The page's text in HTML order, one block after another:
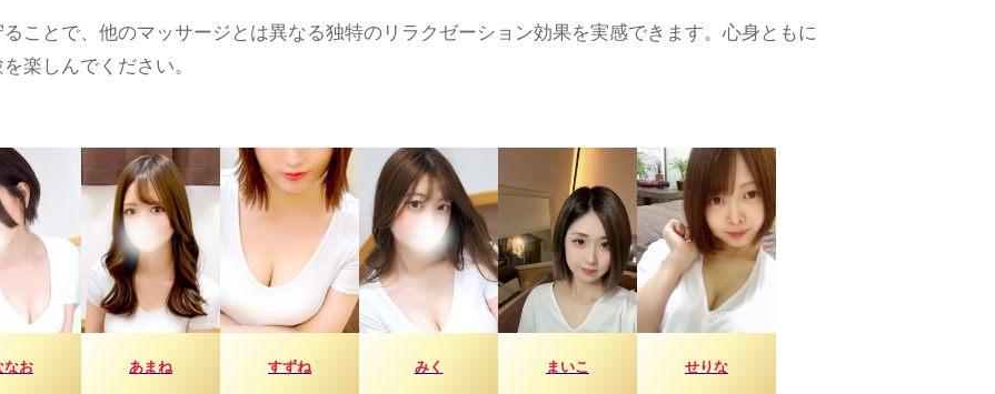
ことで、他のマッサージとは異なる独特のリラクゼーション効果を実感できます。心身ともに
楽しんでください。
なお あまね すずね みく まいこ せりな